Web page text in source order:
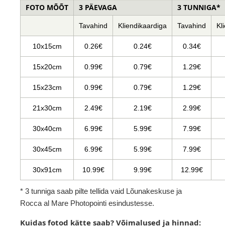
FOTO MÕÕT 3 PÄEVAGA 3 TUNNIGA*
Tavahind Kliendikaardiga Tavahind
10x15cm 0.26€ 0.24€ 0.34€
15x20cm 0.99€ 0.79€ 1.29€
15x23cm 0.99€ 0.79€ 1.29€
21x30cm 2.49€ 2.19€ 2.99€
30x40cm 6.99€ 5.99€ 7.99€
30x45cm 6.99€ 5.99€ 7.99€
30x91cm 10.99€ 9.99€ 12.99€
* 3 tunniga saab pilte tellida vaid Lõunakeskuse ja
Rocca al Mare Photopointi esindustesse.
Kuidas fotod kätte saab? Võimalused ja hinnad: